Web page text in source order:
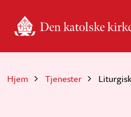
Hjem Tjenester